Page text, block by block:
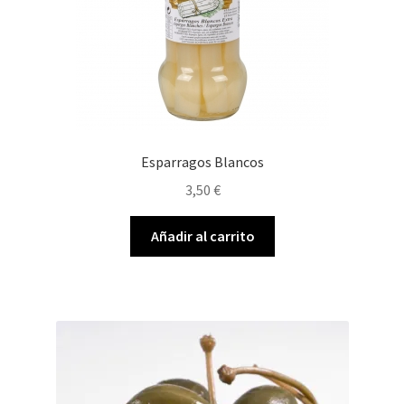
Esparragos Blancos
3,50 €
Añadir al carrito